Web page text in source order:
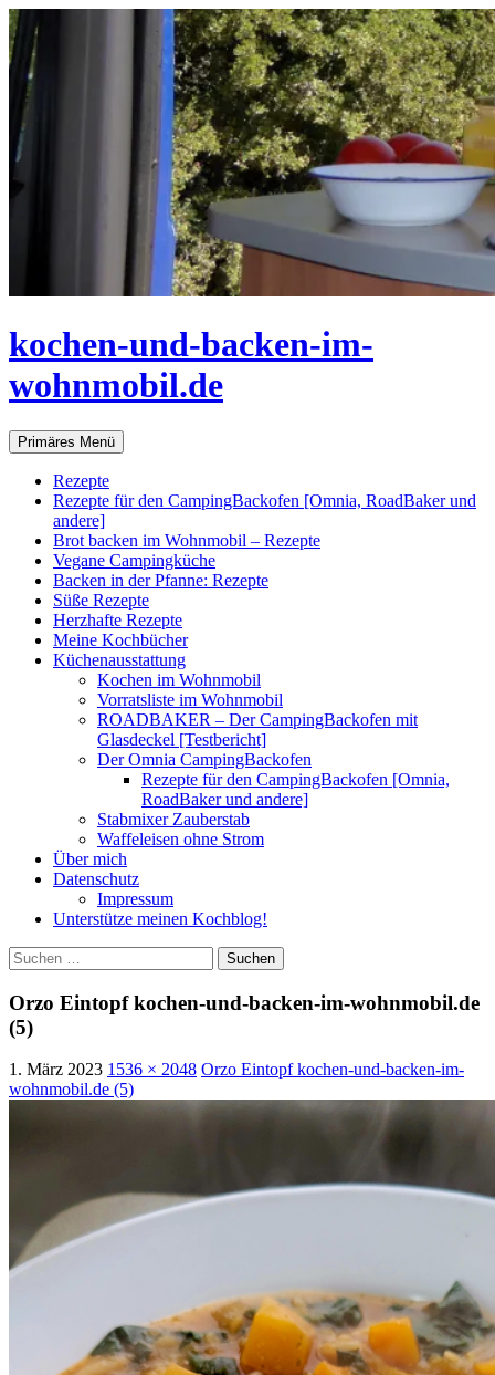
Zum
Inhalt
springen
kochen-und-backen-im-
wohnmobil.de
Suchen
Primäres Menü
Rezepte
Rezepte für den CampingBackofen [Omnia, RoadBaker und
andere]
Brot backen im Wohnmobil – Rezepte
Vegane Campingküche
Backen in der Pfanne: Rezepte
Süße Rezepte
Herzhafte Rezepte
Meine Kochbücher
Küchenausstattung
Kochen im Wohnmobil
Vorratsliste im Wohnmobil
ROADBAKER – Der CampingBackofen mit
Glasdeckel [Testbericht]
Der Omnia CampingBackofen
Rezepte für den CampingBackofen [Omnia,
RoadBaker und andere]
Stabmixer Zauberstab
Waffeleisen ohne Strom
Über mich
Datenschutz
Impressum
Unterstütze meinen Kochblog!
Suchen
nach:
Orzo Eintopf kochen-und-backen-im-wohnmobil.de
(5)
1. März 2023 1536 × 2048 Orzo Eintopf kochen-und-backen-im-
wohnmobil.de (5)